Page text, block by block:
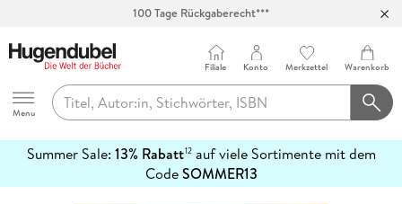
100 Tage Rückgaberecht***
Hugendubel
Menu
Filiale Konto Merkzettel Warenkorb
Summer Sale: 13% Rabatt12auf viele Sortimente mit dem
CodeSOMMER13
erfahren